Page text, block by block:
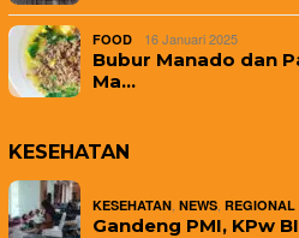
FOOD 16 Januari 2025
Bubur Manado dan
Ma…
KESEHATAN
KESEHATAN NEWS REGIONAL
Gandeng PMI, KPw